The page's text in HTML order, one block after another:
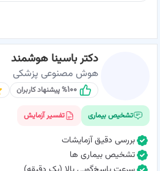
دکتر باسینا هوشمند
هوش مصنوعی پزشکی
۱۰۰% پیشنهاد کاربران
تشخیص بیماری تفسیر آزمایش
بررسی دقیق آزمایشات
تشخیص بیماری ها